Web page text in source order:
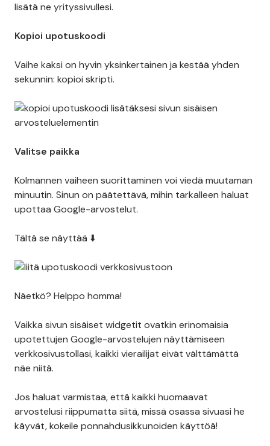
lisätä ne yrityssivullesi.
Kopioi upotuskoodi
Vaihe kaksi on hyvin yksinkertainen ja kestää yhden
sekunnin: kopioi skripti.
Valitse paikka
Kolmannen vaiheen suorittaminen voi viedä muutaman
minuutin. Sinun on päätettävä, mihin tarkalleen haluat
upottaa Google-arvostelut.
Tältä se näyttää ⬇️
Näetkö? Helppo homma!
Vaikka sivun sisäiset widgetit ovatkin erinomaisia
upotettujen Google-arvostelujen näyttämiseen
verkkosivustollasi, kaikki vierailijat eivät välttämättä
näe niitä.
Jos haluat varmistaa, että kaikki huomaavat
arvostelusi riippumatta siitä, missä osassa sivuasi he
käyvät, kokeile ponnahdusikkunoiden käyttöä!